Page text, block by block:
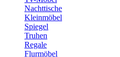
Nachttische
Kleinmöbel
Spiegel
Truhen
Regale
Flurmöbel